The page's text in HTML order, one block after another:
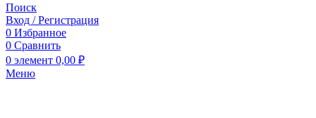
Поиск
Вход / Регистрация
0 Избранное
0 Сравнить
0 элемент 0,00 ₽
Меню